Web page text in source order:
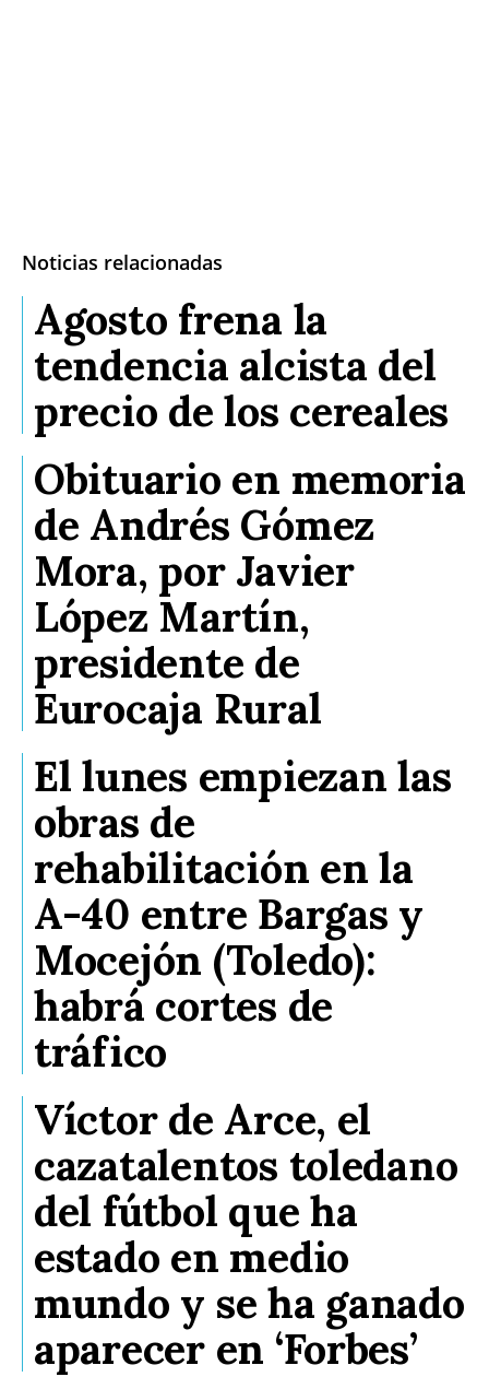
Noticias relacionadas
Agosto frena la
tendencia alcista del
precio de los cereales
Obituario en memoria
de Andrés Gómez
Mora, por Javier
López Martín,
presidente de
Eurocaja Rural
El lunes empiezan las
obras de
rehabilitación en la
A-40 entre Bargas y
Mocejón (Toledo):
habrá cortes de
tráfico
Víctor de Arce, el
cazatalentos toledano
del fútbol que ha
estado en medio
mundo y se ha ganado
aparecer en ‘Forbes’